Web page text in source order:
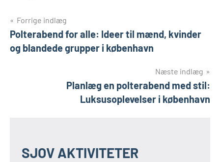
Indlægsnavigation
Forrige indlæg
Polterabend for alle: Ideer til mænd, kvinder
og blandede grupper i københavn
Næste indlæg
Planlæg en polterabend med stil:
Luksusoplevelser i københavn
SJOV AKTIVITETER